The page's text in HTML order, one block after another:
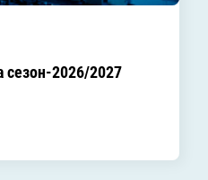
2026/2027